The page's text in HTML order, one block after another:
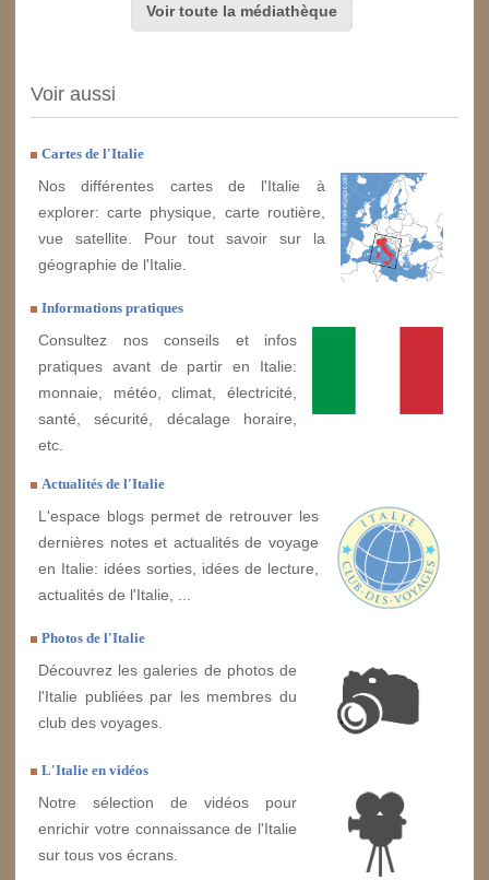
Voir toute la médiathèque
Voir aussi
Cartes de l'Italie
Nos différentes cartes de l'Italie à
explorer: carte physique, carte routière,
vue satellite. Pour tout savoir sur la
géographie de l'Italie.
Informations pratiques
Consultez nos conseils et infos
pratiques avant de partir en Italie:
monnaie, météo, climat, électricité,
santé, sécurité, décalage horaire,
etc.
Actualités de l'Italie
L'espace blogs permet de retrouver les
dernières notes et actualités de voyage
en Italie: idées sorties, idées de lecture,
actualités de l'Italie, ...
Photos de l'Italie
Découvrez les galeries de photos de
l'Italie publiées par les membres du
club des voyages.
L'Italie en vidéos
Notre sélection de vidéos pour
enrichir votre connaissance de l'Italie
sur tous vos écrans.